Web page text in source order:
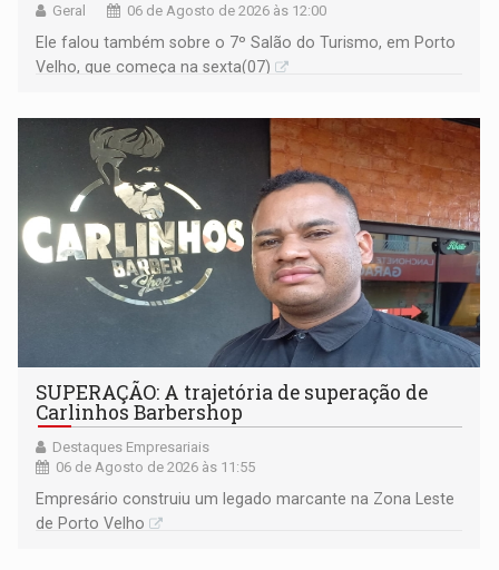
Geral 06 de Agosto de 2026 às 12:00
Ele falou também sobre o 7º Salão do Turismo, em Porto
Velho, que começa na sexta(07)
SUPERAÇÃO: A trajetória de superação de
Carlinhos Barbershop
Destaques Empresariais
06 de Agosto de 2026 às 11:55
Empresário construiu um legado marcante na Zona Leste
de Porto Velho